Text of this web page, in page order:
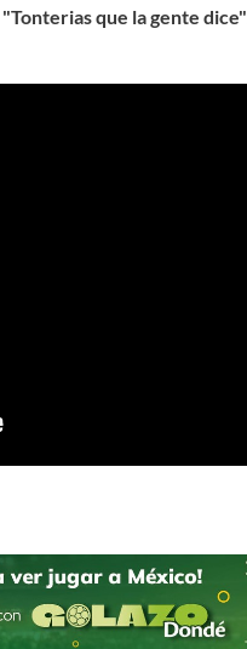
"Tonterias que la gente dice"